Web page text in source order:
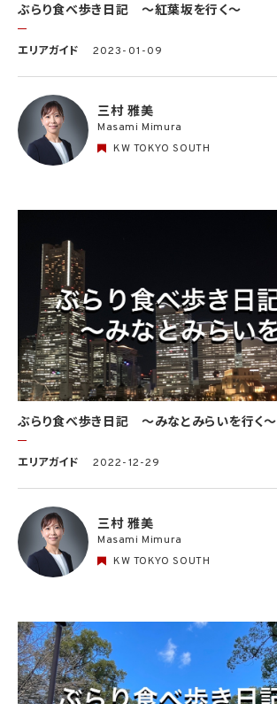
ぶらり食べ歩き日記 〜紅葉坂を行く〜
エリアガイド 2023-01-09
三村 雅美
Masami Mimura
KW TOKYO SOUTH
ぶらり食べ歩き日記 〜みなとみらいを行く〜
エリアガイド 2022-12-29
三村 雅美
Masami Mimura
KW TOKYO SOUTH